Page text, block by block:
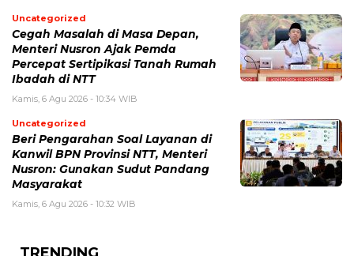
Uncategorized
Cegah Masalah di Masa Depan,
Menteri Nusron Ajak Pemda
Percepat Sertipikasi Tanah Rumah
Ibadah di NTT
Kamis, 6 Agu 2026 - 10:34 WIB
Uncategorized
Beri Pengarahan Soal Layanan di
Kanwil BPN Provinsi NTT, Menteri
Nusron: Gunakan Sudut Pandang
Masyarakat
Kamis, 6 Agu 2026 - 10:32 WIB